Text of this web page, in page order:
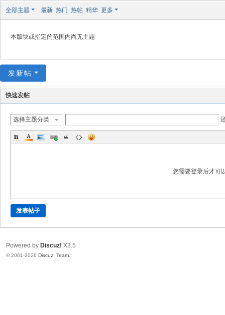
全部主题 最新 热门 热帖 精华 更多
本版块或指定的范围内尚无主题
发新帖
快速发帖
选择主题分类
您需要登录后才可
发表帖子
Powered by Discuz! X3.5
© 2001-2026 Discuz! Team